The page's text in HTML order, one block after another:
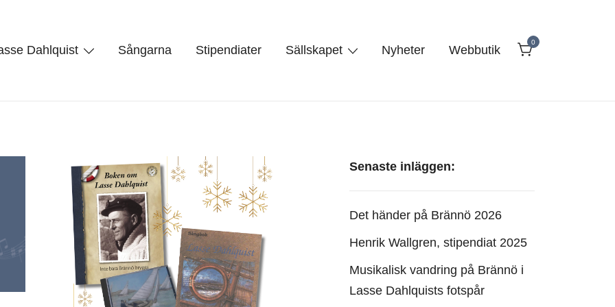
Dahlquist Sångarna Stipendiater Sällskapet Nyheter Webbutik
0
Senaste inläggen:
Det händer på Brännö 2026
Henrik Wallgren, stipendiat 2025
Musikalisk vandring på Brännö i
Lasse Dahlquists fotspår